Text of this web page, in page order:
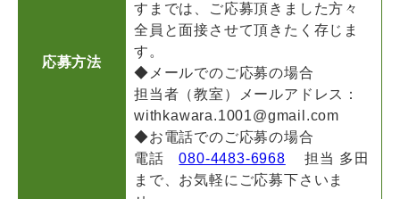
応募方法
すまでは、ご応募頂きました方々
全員と面接させて頂きたく存じま
す。
◆メールでのご応募の場合
担当者（教室）メールアドレス：
withkawara.1001@gmail.com
◆お電話でのご応募の場合
電話080-4483-6968 担当 多田
まで、お気軽にご応募下さいま